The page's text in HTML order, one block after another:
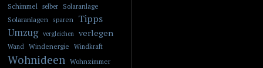
Schimmel selber Solaranlage
Solaranlagen sparen Tipps
Umzug vergleichen verlegen
Wand Windenergie Windkraft
Wohnideen Wohnzimmer